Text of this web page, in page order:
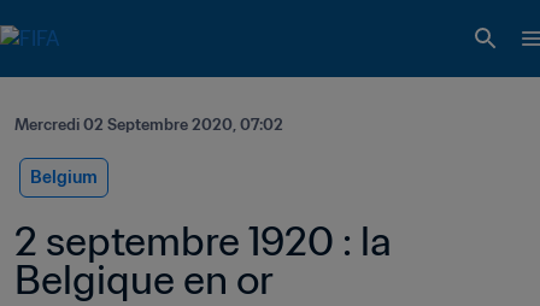
Mercredi 02 Septembre 2020, 07:02
Belgium
2 septembre 1920 : la
Belgique en or